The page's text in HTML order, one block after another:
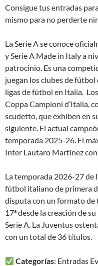
Consigue tus entradas
mismo para no perderte
La Serie A se conoce
y Serie A Made in Italy a
patrocinio. Es una
juegan los clubes de fútbol
ligas de fútbol en Italia.
Coppa Campioni d’Italia,
scudetto, que exhiben en
siguiente. El actual
temporada 2025-26. El
Inter Lautaro Martinez con
La temporada 2026-27 de
fútbol italiano de primera
disputa con un formato de
17ª desde la creación de
Serie A. La Juventus
con un total de 36 títulos.
Categorías: Entradas